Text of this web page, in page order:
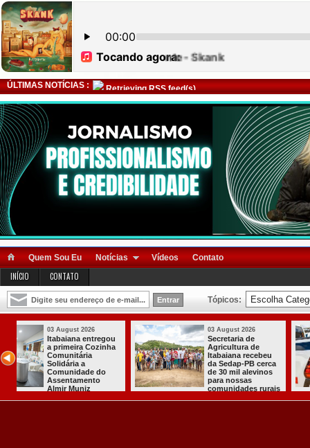
ÚLTIMAS NOTÍCIAS : Retrieving RSS feed(s)
Quem Sou Eu Notícias Vídeos Contato
INÍCIO CONTATO
Tópicos:
03 August 2026
Mulher em aparente
surto esfaqueia a
própria mãe em
João Pessoa
03 August 2026
PT oficializa
candidatura
para
quarto
presidente